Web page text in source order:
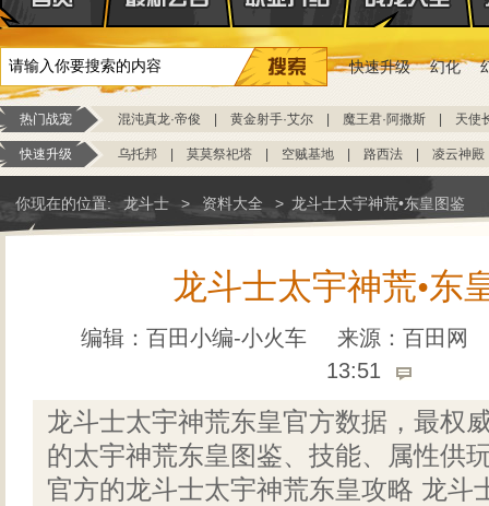
快速升级 幻化
热门战宠 混沌真龙·帝俊 黄金射手·艾尔 魔王君·阿撒斯 天使
快速升级 乌托邦 莫莫祭祀塔 空贼基地 路西法 凌云神殿
你现在的位置: 龙斗士 > 资料大全 > 龙斗士太宇神荒•东皇图鉴
龙斗士太宇神荒•东
编辑：百田小编-小火车 来源：百田网
13:51
龙斗士太宇神荒东皇官方数据，最权
的太宇神荒东皇图鉴、技能、属性供
官方的龙斗士太宇神荒东皇攻略 龙斗